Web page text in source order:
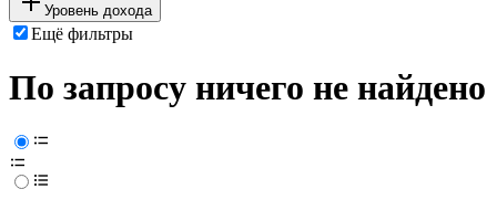
Уровень дохода
Ещё фильтры
По запросу ничего не найдено